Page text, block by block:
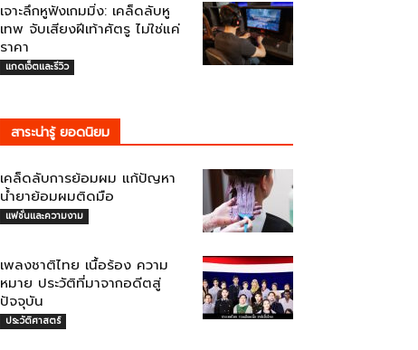
เจาะลึกหูฟังเกมมิ่ง: เคล็ดลับหู
เทพ จับเสียงฝีเท้าศัตรู ไม่ใช่แค่
ราคา
แกดเจ็ตและรีวิว
สาระน่ารู้ ยอดนิยม
เคล็ดลับการย้อมผม แก้ปัญหา
น้ำยาย้อมผมติดมือ
แฟชั่นและความงาม
เพลงชาติไทย เนื้อร้อง ความ
หมาย ประวัติที่มาจากอดีตสู่
ปัจจุบัน
ประวัติศาสตร์